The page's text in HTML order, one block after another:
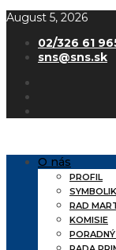
August 5, 2026
02/326 61
sns@sns.sk
O nás
PROFIL
RAD
KOMISIE